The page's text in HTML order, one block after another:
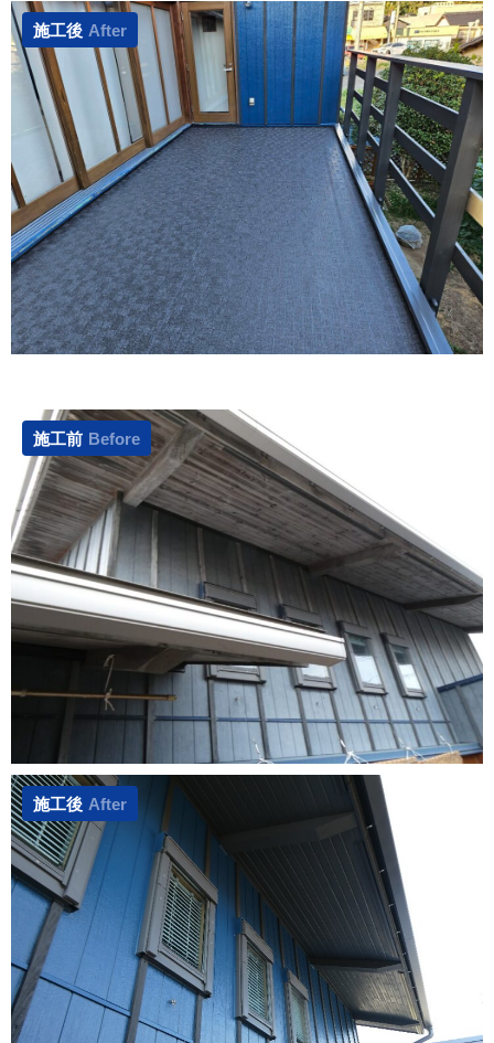
施工後 After
施工前 Before
施工後 After